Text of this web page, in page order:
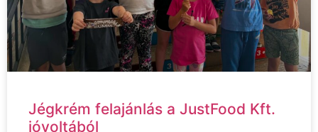
Jégkrém felajánlás a JustFood Kft.
jóvoltából